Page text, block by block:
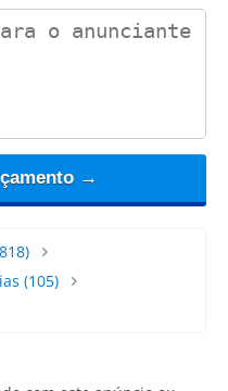
→
(105)